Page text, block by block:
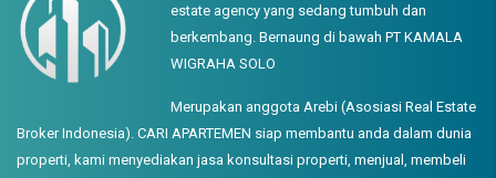
estate agency yang sedang tumbuh dan
berkembang. Bernaung di bawah PT KAMALA
WIGRAHA SOLO
Merupakan anggota Arebi (Asosiasi Real Estate
Broker Indonesia). CARI APARTEMEN siap membantu anda dalam dunia
properti, kami menyediakan jasa konsultasi properti, menjual, membeli